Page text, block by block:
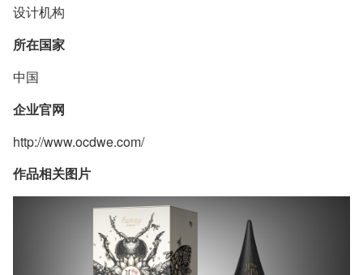
设计机构
所在国家
中国
企业官网
http://www.ocdwe.com/
作品相关图片